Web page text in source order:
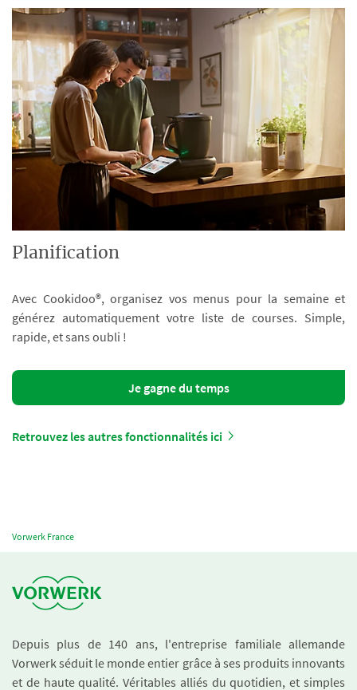
Planification
Avec Cookidoo®, organisez vos menus pour la semaine et
générez automatiquement votre liste de courses. Simple,
rapide, et sans oubli !
Je gagne du temps
Retrouvez les autres fonctionnalités ici
Vorwerk France
Depuis plus de 140 ans, l'entreprise familiale allemande
Vorwerk séduit le monde entier grâce à ses produits innovants
et de haute qualité. Véritables alliés du quotidien, et simples